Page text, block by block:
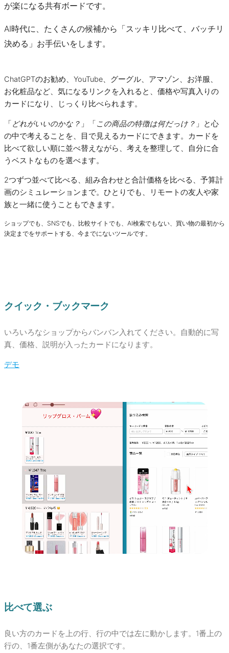
が楽になる共有ボードです。
AI時代に、たくさんの候補から「スッキリ比べて、バッチリ
決める」お手伝いをします。
ChatGPTのお勧め、YouTube、グーグル、アマゾン、お洋服、
お化粧品など、気になるリンクを入れると、価格や写真入りの
カードになり、じっくり比べられます。
「どれがいいのかな？ 」「この商品の特徴は何だっけ？ 」と心
の中で考えることを、目で見えるカードにできます。カードを
比べて欲しい順に並べ替えながら、考えを整理して、自分に合
うベストなものを選べます。
2つずつ並べて比べる、組み合わせと合計価格を比べる、予算計
画のシミュレーションまで。ひとりでも、リモートの友人や家
族と一緒に使うこともできます。
ショップでも、SNSでも、比較サイトでも、AI検索でもない、買い物の最初から
決定までをサポートする、今までにないツールです。
クイック・ブックマーク
いろいろなショップからバンバン入れてください。自動的に写
真、価格、説明が入ったカードになります。
デモ
比べて選ぶ
良い方のカードを上の行、行の中では左に動かします。1番上の
行の、1番左側があなたの選択です。